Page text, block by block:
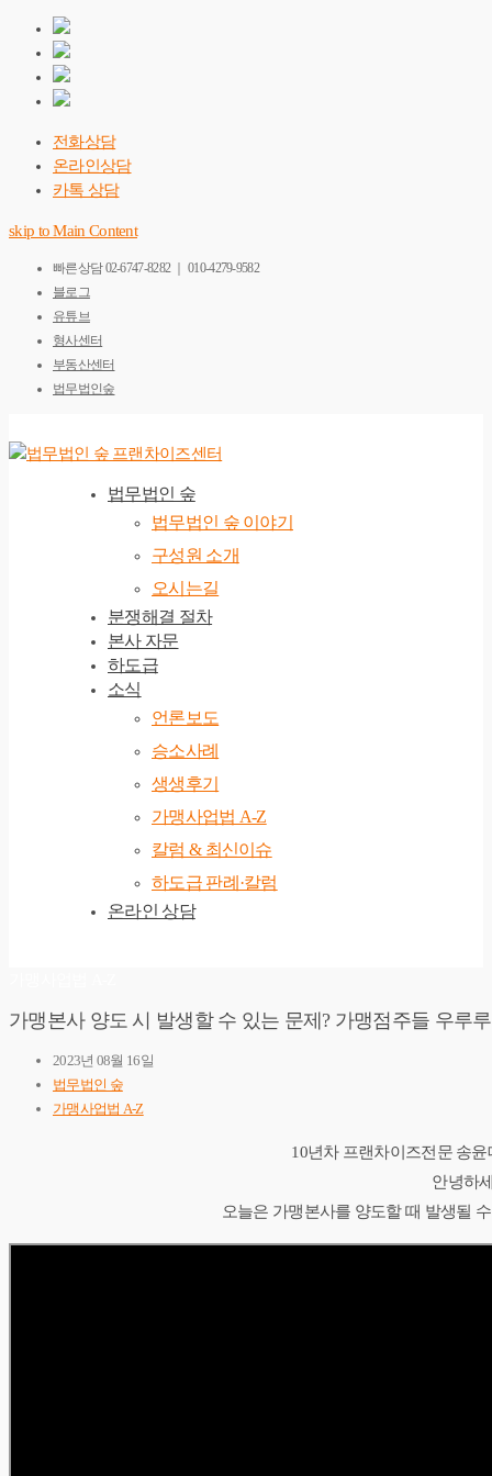
전화상담
온라인상담
카톡 상담
skip to Main Content
빠른상담02-6747-8282 ｜ 010-4279-9582
블로그
유튜브
형사센터
부동산센터
법무법인숲
법무법인 숲
법무법인 숲 이야기
구성원 소개
오시는길
분쟁해결 절차
본사 자문
하도급
소식
언론보도
승소사례
생생후기
가맹사업법 A-Z
칼럼 & 최신이슈
하도급 판례·칼럼
온라인 상담
가맹본사 양도 시 발생할 수 있는 문제? 가맹점주들 우루
2023년 08월 16일
법무법인 숲
가맹사업법 A-Z
10년차 프랜차이즈전문 송
안녕하
오늘은 가맹본사를 양도할 때 발생될